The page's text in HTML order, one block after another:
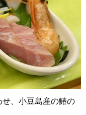
、小豆島産の鰆の